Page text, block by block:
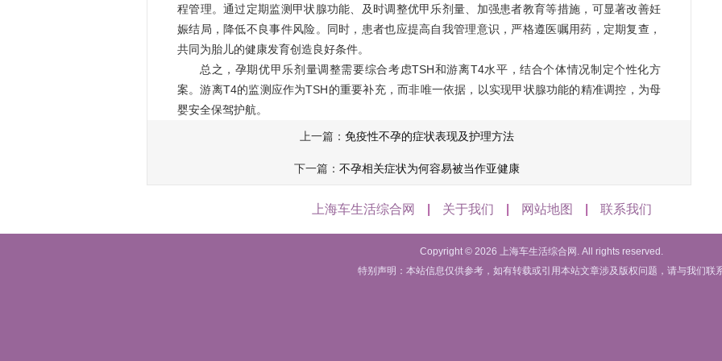
程管理。通过定期监测甲状腺功能、及时调整优甲乐剂量、加强患者教育等措施，可显著改善妊
娠结局，降低不良事件风险。同时，患者也应提高自我管理意识，严格遵医嘱用药，定期复查，
共同为胎儿的健康发育创造良好条件。
总之，孕期优甲乐剂量调整需要综合考虑TSH和游离T4水平，结合个体情况制定个性化方
案。游离T4的监测应作为TSH的重要补充，而非唯一依据，以实现甲状腺功能的精准调控，为母
婴安全保驾护航。
上一篇： 免疫性不孕的症状表现及护理方法
下一篇： 不孕相关症状为何容易被当作亚健康
上海车生活综合网 关于我们 网站地图 联系我们
Copyright © 2026 上海车生活综合网. All rights reserved.
特别声明：本站信息仅供参考，如有转载或引用本站文章涉及版权问题，请与我们联